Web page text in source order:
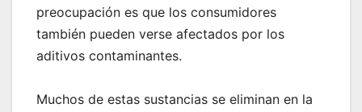
preocupación es que los consumidores
también pueden verse afectados por los
aditivos contaminantes.
Muchos de estas sustancias se eliminan en la